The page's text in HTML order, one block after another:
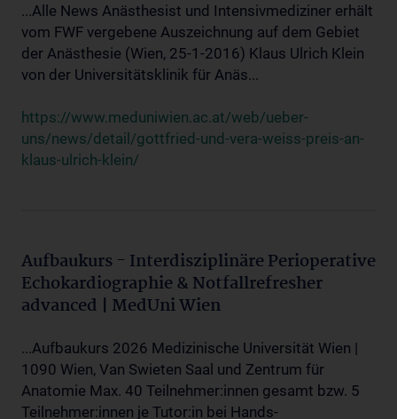
...Alle News Anästhesist und Intensivmediziner erhält
vom FWF vergebene Auszeichnung auf dem Gebiet
der Anästhesie (Wien, 25-1-2016) Klaus Ulrich Klein
von der Universitätsklinik für Anäs...
https://www.meduniwien.ac.at/web/ueber-
uns/news/detail/gottfried-und-vera-weiss-preis-an-
klaus-ulrich-klein/
Aufbaukurs - Interdisziplinäre Perioperative
Echokardiographie & Notfallrefresher
advanced | MedUni Wien
...Aufbaukurs 2026 Medizinische Universität Wien |
1090 Wien, Van Swieten Saal und Zentrum für
Anatomie Max. 40 Teilnehmer:innen gesamt bzw. 5
Teilnehmer:innen je Tutor:in bei Hands-